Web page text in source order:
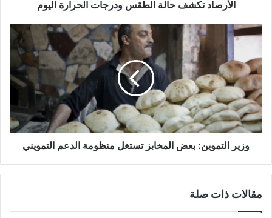
الأرصاد تكشف حالة الطقس ودرجات الحرارة اليوم
وزير التموين: بعض المخابز تستغل منظومة الدعم التمويني
مقالات ذات صلة